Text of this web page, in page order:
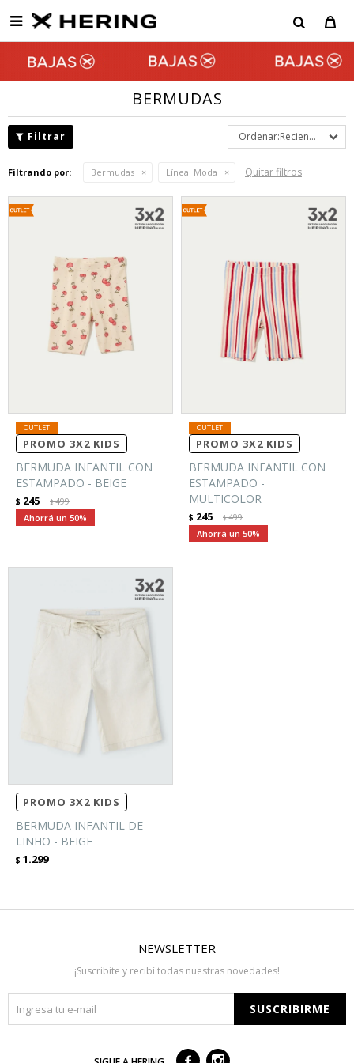

BERMUDAS
Recientes
Filtrando por: Bermudas Línea: Moda Quitar filtros
PROMO 3X2 KIDS
BERMUDA INFANTIL CON
ESTAMPADO - BEIGE
$ 245 $499
50
PROMO 3X2 KIDS
BERMUDA INFANTIL CON
ESTAMPADO -
MULTICOLOR
$ 245 $499
50
PROMO 3X2 KIDS
BERMUDA INFANTIL DE
LINHO - BEIGE
$ 1.299
NEWSLETTER
¡Suscribite y recibí todas nuestras novedades!
SUSCRIBIRME
 